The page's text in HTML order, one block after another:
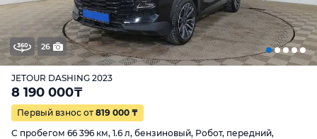
26
JETOUR DASHING 2023
8 190 000₸
Первый взнос от 819 000 ₸
С пробегом 66 396 км, 1.6 л, бензиновый, Робот, передний,